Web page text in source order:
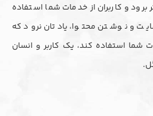
برود و کاربران از خدمات شما استفاده
و نوشتن محتوا، یادتان نرود که
استفاده کند، یک کاربر و انسان